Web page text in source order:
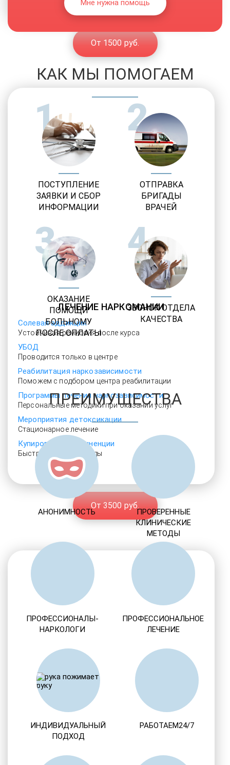
От 1500 руб.
ЛЕЧЕНИЕ НАРКОМАНИИ
Солевая аддикция
Устойчивая ремиссия после курса
УБОД
Проводится только в центре
Реабилитация наркозависимости
Поможем с подбором центра реабилитации
Программы лечения наркозависимости
Персональные методики при оказании услуг
Мероприятия детоксикации
Стационарное лечение
Купирование абстиненции
Быстрый выезд бригады
От 3500 руб.
Мне нужна помощь
КАК МЫ ПОМОГАЕМ
1
ПОСТУПЛЕНИЕ
ЗАЯВКИ И СБОР
ИНФОРМАЦИИ
2
ОТПРАВКА
БРИГАДЫ
ВРАЧЕЙ
3
ОКАЗАНИЕ
ПОМОЩИ
БОЛЬНОМУ
ПОСЛЕ ОПЛАТЫ
4
ЗВОНОК ОТДЕЛА
КАЧЕСТВА
ПРЕИМУЩЕСТВА
АНОНИМНОСТЬ
ПРОВЕРЕННЫЕ
КЛИНИЧЕСКИЕ
МЕТОДЫ
ПРОФЕССИОНАЛЫ-
НАРКОЛОГИ
ПРОФЕССИОНАЛЬНОЕ
ЛЕЧЕНИЕ
ИНДИВИДУАЛЬНЫЙ
ПОДХОД
РАБОТАЕМ24/7